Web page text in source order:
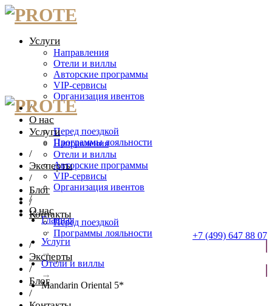
Услуги
Направления
Отели и виллы
Авторские программы
VIP-сервисы
Организация ивентов
/
О нас
Перед поездкой
Программы лояльности
/
Эксперты
/
Блог
/
Контакты
+7 (499) 647 88 07
Услуги
Направления
Отели и виллы
Авторские программы
VIP-сервисы
Организация ивентов
/
О нас
Перед поездкой
Программы лояльности
/
Эксперты
/
Блог
/
Главная
→
Услуги
→
Отели и виллы
→
Mandarin Oriental 5*